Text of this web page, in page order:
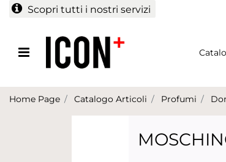
Scopri tutti i nostri servizi
Open menu
Home Page Catalogo Articoli Profumi